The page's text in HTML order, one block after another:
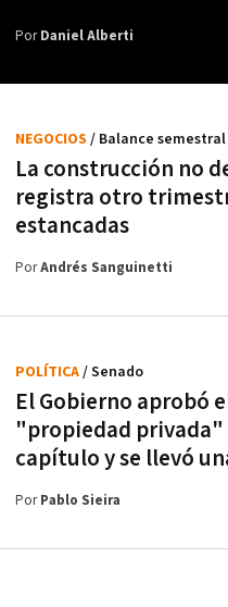
PorDaniel Alberti
La construcción no
registra otro
estancadas
NEGOCIOS / Balance semestral
PorAndrés Sanguinetti
El Gobierno aprobó
"propiedad
capítulo y se llevó
POLÍTICA/ Senado
PorPablo Sieira